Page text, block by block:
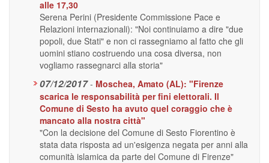
alle 17,30
Serena Perini (Presidente Commissione Pace e
Relazioni internazionali): "Noi continuiamo a dire "due
popoli, due Stati" e non ci rassegniamo al fatto che gli
uomini stiano costruendo una cosa diversa, non
vogliamo rassegnarci alla storia"
07/12/2017 - Moschea, Amato (AL): "Firenze
scarica le responsabilità per fini elettorali. Il
Comune di Sesto ha avuto quel coraggio che è
mancato alla nostra città"
"Con la decisione del Comune di Sesto Fiorentino è
stata data risposta ad un'esigenza negata per anni alla
comunità islamica da parte del Comune di Firenze"